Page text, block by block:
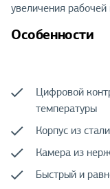
увеличения
Особенности
Цифровой
температуры
Корпус из
Камера из
Быстрый и